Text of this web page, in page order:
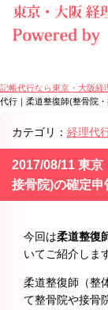
記帳代行なら東京・大阪経
代行｜柔道整復師(整骨院
カテゴリ： 経理代
2017/08/11 東京
接骨院)の確定申
今回は柔道整復
いてご紹介しま
柔道整復師（整
て整骨院や接骨